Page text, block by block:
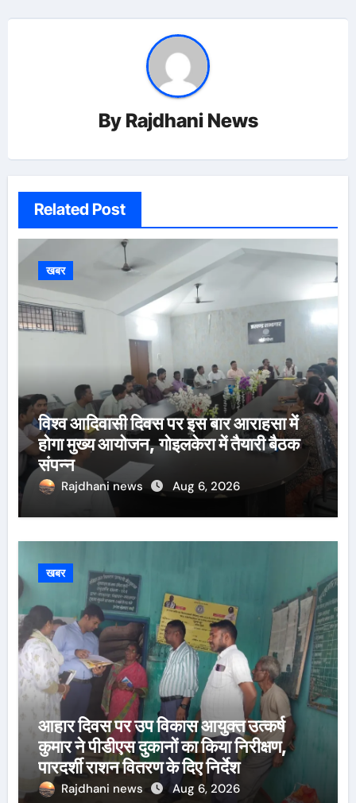
By Rajdhani News
Related Post
खबर
विश्व आदिवासी दिवस पर इस बार आराहसा में
होगा मुख्य आयोजन, गोइलकेरा में तैयारी बैठक
संपन्न
Rajdhani news Aug 6, 2026
खबर
आहार दिवस पर उप विकास आयुक्त उत्कर्ष
कुमार ने पीडीएस दुकानों का किया निरीक्षण,
पारदर्शी राशन वितरण के दिए निर्देश
Rajdhani news Aug 6, 2026